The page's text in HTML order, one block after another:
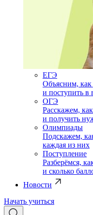
ЕГЭ
Объясним, как
и поступить в
ОГЭ
Расскажем,
и получить
Олимпиады
Подскажем,
каждая из них
Поступление
Разберёмся,
и сколько
Новости
Начать учиться